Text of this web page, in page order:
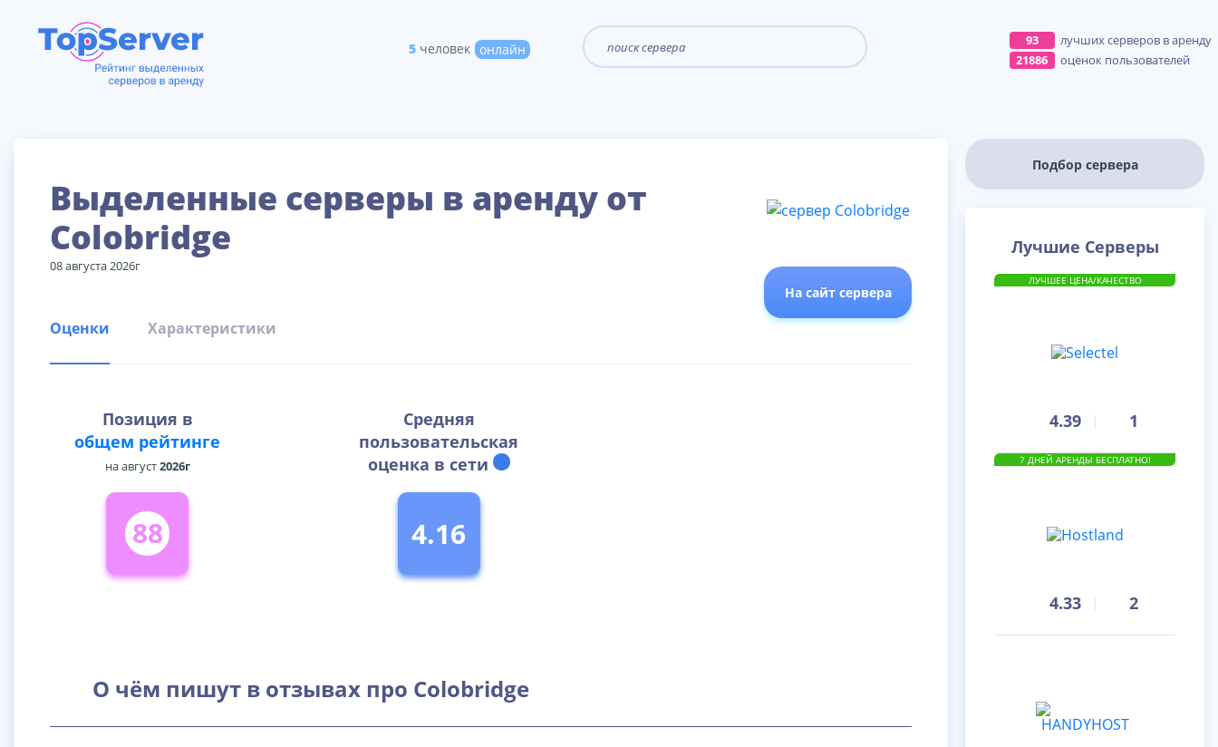
5человек онлайн
93
лучших серверов в аренду
21886
оценок пользователей
Выделенные серверы в аренду от
Colobridge
08 августа 2026г
На сайт сервера
Оценки Характеристики
Позиция в
общем рейтинге
на август2026г
88
Средняя
пользовательская
оценка в сети
4.16
О чём пишут в отзывах про Colobridge
Подбор сервера
Лучшие Серверы
ЛУЧШЕЕ ЦЕНА/КАЧЕСТВО
4.39 1
7 ДНЕЙ АРЕНДЫ БЕСПЛАТНО!
4.33 2